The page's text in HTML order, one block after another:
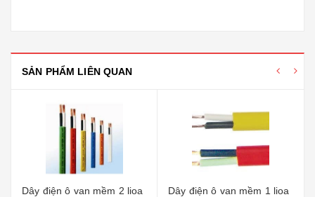
SẢN PHẨM LIÊN QUAN
Dây điện ô van mềm 2 lioa Dây điện ô van mềm 1 lioa